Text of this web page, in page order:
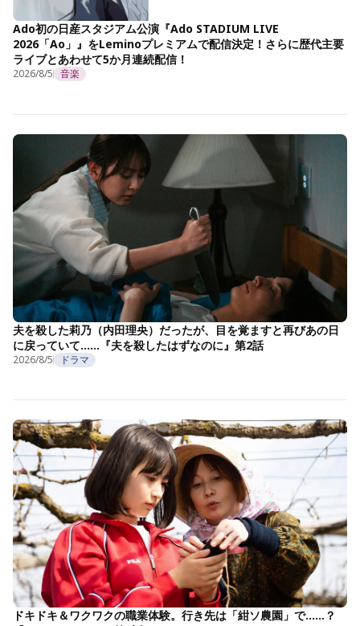
Ado初の日産スタジアム公演『Ado STADIUM LIVE
2026「Ao」』をLeminoプレミアムで配信決定！さらに歴代主要
ライブとあわせて5か月連続配信！
2026/8/5 音楽
夫を殺した莉乃（内田理央）だったが、目を覚ますと再びあの日
に戻っていて……『夫を殺したはずなのに』第2話
2026/8/5 ドラマ
ドキドキ＆ワクワクの職業体験。行き先は「紺ソ農園」で……？